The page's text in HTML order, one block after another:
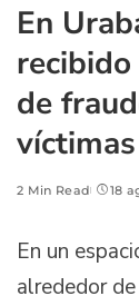
En
de
víctimas
2 Min Read 18
En un
alrededor